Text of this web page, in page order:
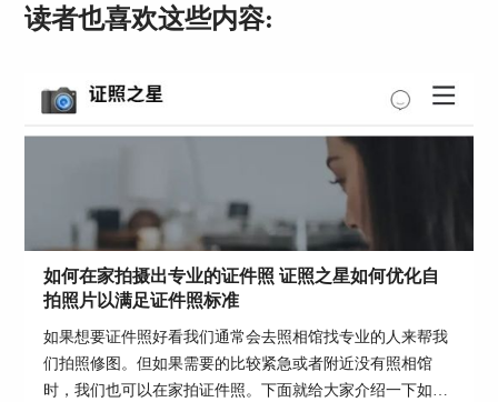
点击工具栏内“背景处理”，使用工具栏中的涂抹功
图三：抠图
确认好选区之后，再点击“处理”按钮，软件会自动
读者也喜欢这些内容:
如何在家拍摄出专业的证件照 证照之星如何优化自
拍照片以满足证件照标准
如果想要证件照好看我们通常会去照相馆找专业的人来帮我
们拍照修图。但如果需要的比较紧急或者附近没有照相馆
时，我们也可以在家拍证件照。下面就给大家介绍一下如何